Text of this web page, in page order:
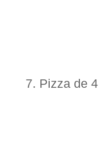
7. Pizza de